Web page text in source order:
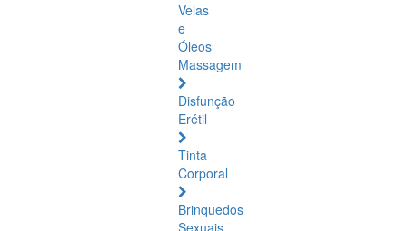
Velas
e
Óleos
Massagem
Disfunção
Erétil
Tinta
Corporal
Brinquedos
Sexuais